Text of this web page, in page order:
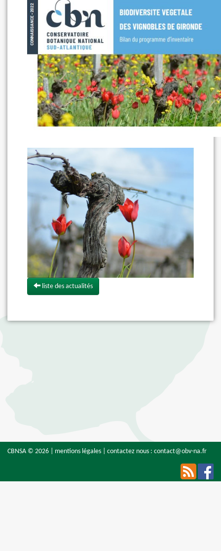
liste des actualités
CBNSA © 2026 | mentions légales | contactez nous : contact@obv-na.fr